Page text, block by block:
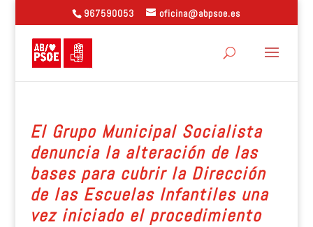
967590053 oficina@abpsoe.es
El Grupo Municipal Socialista
denuncia la alteración de las
bases para cubrir la Dirección
de las Escuelas Infantiles una
vez iniciado el procedimiento